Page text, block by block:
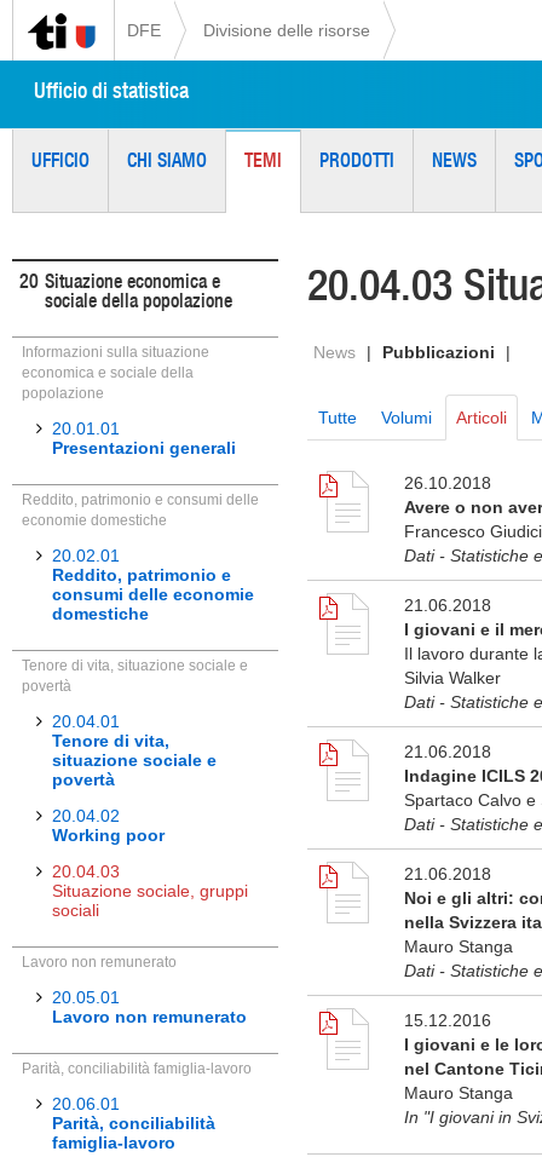
DFE Divisione delle risorse
Ufficio di statistica
UFFICIO CHI SIAMO TEMI PRODOTTI NEWS
20 Situazione economica e
sociale della popolazione
Informazioni sulla situazione
economica e sociale della
popolazione
20.01.01
Presentazioni generali
Reddito, patrimonio e consumi delle
economie domestiche
20.02.01
Reddito, patrimonio e
consumi delle economie
domestiche
Tenore di vita, situazione sociale e
povertà
20.04.01
Tenore di vita,
situazione sociale e
povertà
20.04.02
Working poor
20.04.03
Situazione sociale, gruppi
sociali
Lavoro non remunerato
20.05.01
Lavoro non remunerato
Parità, conciliabilità famiglia-lavoro
20.06.01
Parità, conciliabilità
famiglia-lavoro
20.04.03
News | Pubblicazioni |
Tutte Volumi Articoli
26.10.2018
Avere o non
Francesco Giudici
Dati - Statistiche
21.06.2018
I giovani e il
Il lavoro durante
Silvia Walker
Dati - Statistiche
21.06.2018
Indagine ICILS
Spartaco Calvo
Dati - Statistiche
21.06.2018
Noi e gli altri:
nella Svizzera
Mauro Stanga
Dati - Statistiche
15.12.2016
I giovani e le
nel Cantone
Mauro Stanga
In "I giovani in